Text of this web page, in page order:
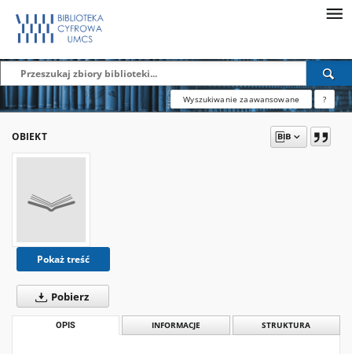
Wyszukiwanie zaawansowane ?
OBIEKT
Pokaż treść
Pobierz
OPIS INFORMACJE STRUKTURA